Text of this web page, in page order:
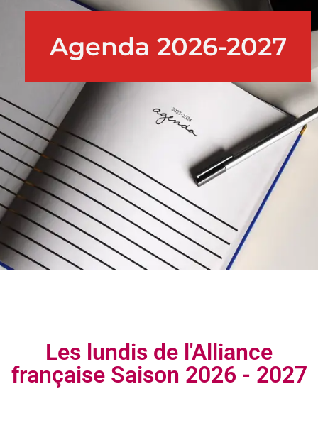
Agenda 2026-2027
Les lundis de l'Alliance
française Saison 2026 - 2027